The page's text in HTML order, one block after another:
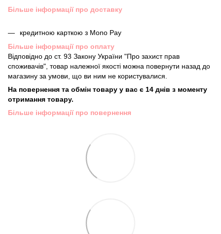
Більше інформації про доставку
кредитною карткою з Mono Pay
Більше інформації про оплату
Відповідно до ст. 93 Закону України "Про захист прав
споживачів", товар належної якості можна повернути назад до
магазину за умови, що ви ним не користувалися.
На повернення та обмін товару у вас є 14 днів з моменту
отримання товару.
Більше інформації про повернення